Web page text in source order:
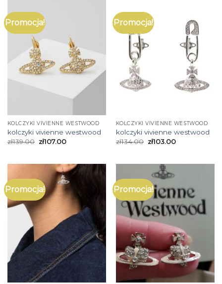
Promocja!
KOLCZYKI VIVIENNE WESTWOOD
kolczyki vivienne westwood
zł139.00 zł107.00
Promocja!
KOLCZYKI VIVIENNE WESTWOOD
kolczyki vivienne westwood
zł134.00 zł103.00
Promocja! Promocja!